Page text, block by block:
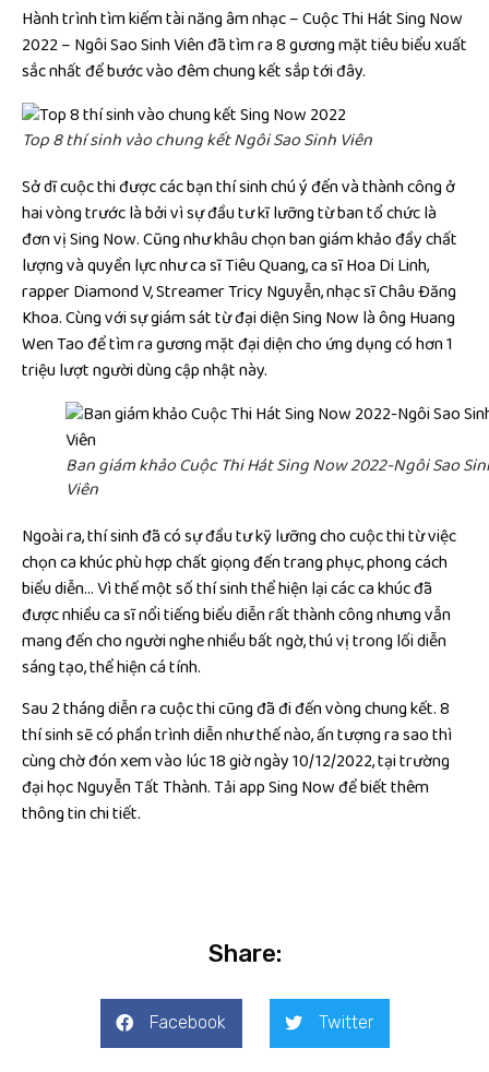
Hành trình tìm kiếm tài năng âm nhạc – Cuộc Thi Hát Sing Now
2022 – Ngôi Sao Sinh Viên đã tìm ra 8 gương mặt tiêu biểu xuất
sắc nhất để bước vào đêm chung kết sắp tới đây.
Top 8 thí sinh vào chung kết Ngôi Sao Sinh Viên
Sở dĩ cuộc thi được các bạn thí sinh chú ý đến và thành công ở
hai vòng trước là bởi vì sự đầu tư kĩ lưỡng từ ban tổ chức là
đơn vị Sing Now. Cũng như khâu chọn ban giám khảo đầy chất
lượng và quyền lực như ca sĩ Tiêu Quang, ca sĩ Hoa Di Linh,
rapper Diamond V, Streamer Tricy Nguyễn, nhạc sĩ Châu Đăng
Khoa. Cùng với sự giám sát từ đại diện Sing Now là ông Huang
Wen Tao để tìm ra gương mặt đại diện cho ứng dụng có hơn 1
triệu lượt người dùng cập nhật này.
Ban giám khảo Cuộc Thi Hát Sing Now 2022-Ngôi Sao
Viên
Ngoài ra, thí sinh đã có sự đầu tư kỹ lưỡng cho cuộc thi từ việc
chọn ca khúc phù hợp chất giọng đến trang phục, phong cách
biểu diễn… Vì thế một số thí sinh thể hiện lại các ca khúc đã
được nhiều ca sĩ nổi tiếng biểu diễn rất thành công nhưng vẫn
mang đến cho người nghe nhiều bất ngờ, thú vị trong lối diễn
sáng tạo, thể hiện cá tính.
Sau 2 tháng diễn ra cuộc thi cũng đã đi đến vòng chung kết. 8
thí sinh sẽ có phần trình diễn như thế nào, ấn tượng ra sao thì
cùng chờ đón xem vào lúc 18 giờ ngày 10/12/2022, tại trường
đại học Nguyễn Tất Thành. Tải app Sing Now để biết thêm
thông tin chi tiết.
Share:
Facebook Twitter